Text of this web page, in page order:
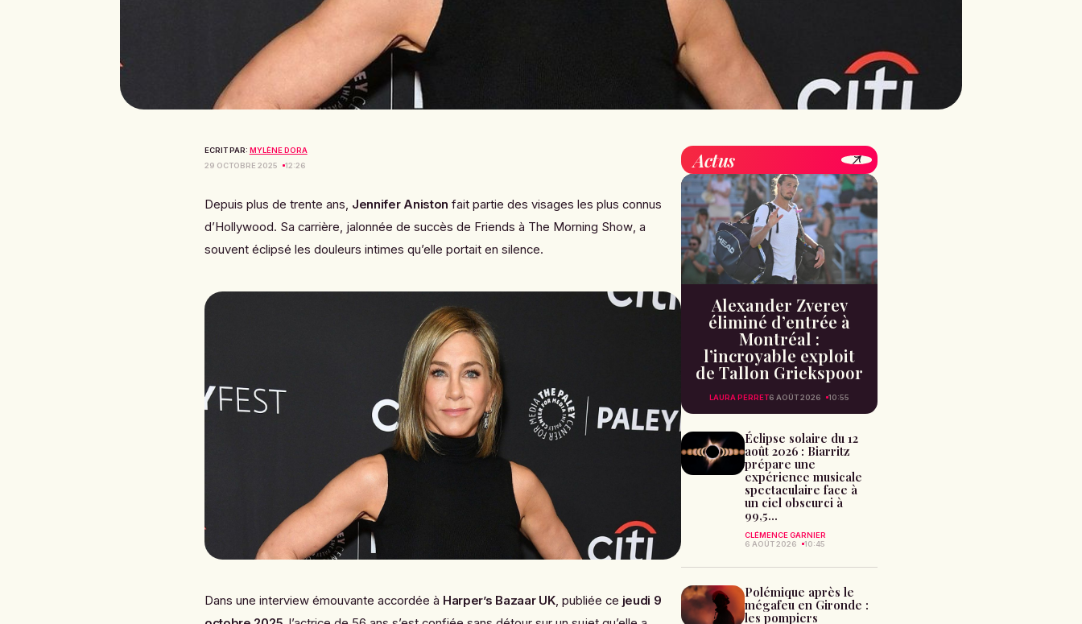
ECRIT PAR: MYLÈNE DORA
29 OCTOBRE 2025
12:26
Depuis plus de trente ans, Jennifer Aniston fait partie des visages les plus connus
d’Hollywood. Sa carrière, jalonnée de succès de Friends à The Morning Show, a
souvent éclipsé les douleurs intimes qu’elle portait en silence.
Dans une interview émouvante accordée à Harper’s Bazaar UK, publiée ce jeudi 9
Actus
Alexander Zverev
éliminé d’entrée à
Montréal :
l’incroyable exploit
de Tallon Griekspoor
LAURA PERRET6 AOÛT 2026 10:55
Éclipse solaire du 12
août 2026 : Biarritz
prépare une
expérience musicale
spectaculaire face à
un ciel obscurci à
99,5...
CLÉMENCE GARNIER
6 AOÛT 2026
10:45
Polémique après le
mégafeu en Gironde :
les pompiers